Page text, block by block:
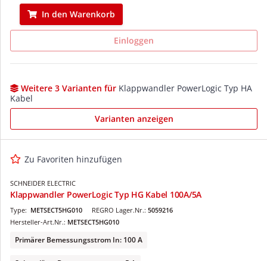
In den Warenkorb
Einloggen
Weitere 3 Varianten für Klappwandler PowerLogic Typ HA
Kabel
Varianten anzeigen
Zu Favoriten hinzufügen
SCHNEIDER ELECTRIC
Klappwandler PowerLogic Typ HG Kabel 100A/5A
REGRO Lager.Nr.: 5059216
Type: METSECT5HG010
Hersteller-Art.Nr.: METSECT5HG010
Primärer Bemessungsstrom In: 100 A